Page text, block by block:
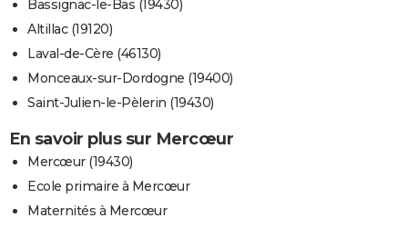
Bassignac-le-Bas (19430)
Altillac (19120)
Laval-de-Cère (46130)
Monceaux-sur-Dordogne (19400)
Saint-Julien-le-Pèlerin (19430)
En savoir plus sur Mercœur
Mercœur (19430)
Ecole primaire à Mercœur
Maternités à Mercœur